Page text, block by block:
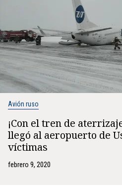
Avión ruso
¡Con el tren de
llegó al aeropuerto de
víctimas
febrero 9, 2020